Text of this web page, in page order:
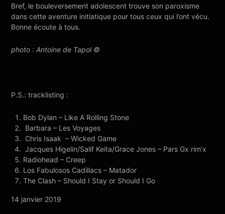
Bref, le bouleversement adolescent trouve son paroxisme
dans cette aventure initiatique pour tous ceux qui l’ont vécu.
Bonne écoute à tous.
photo : Antoine de Tapol ©
P.S.: tracklisting :
Bob Dylan – Like A Rolling Stone
Barbara – Les Voyages
Chris Isaak – Wicked Game
Jacques Higelin/Salif Keita/Grace Jones – Pars Gx rim’x
Radiohead – Creep
Los Fabulosos Cadillacs – Matador
The Clash – Should I Stay or Should I Go
14 janvier 2019